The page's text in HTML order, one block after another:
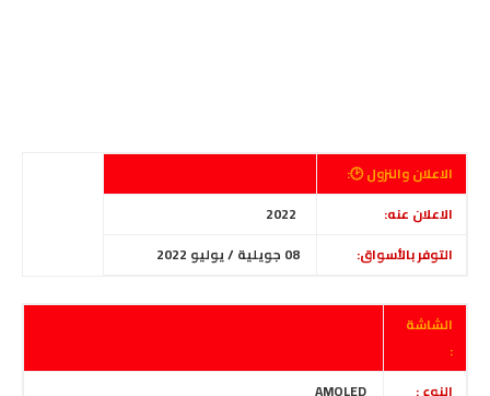
الاعلان والنزول 🕑:
الاعلان عنه:
التوفر بالأسواق:
الشاشة
:
النوع :
AMOLED